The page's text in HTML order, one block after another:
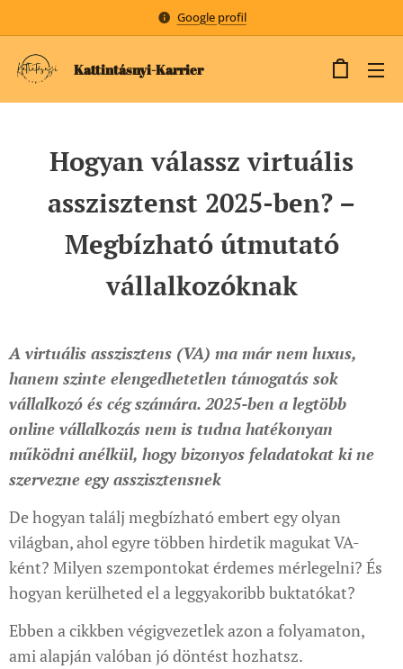
Google profil
Kattintásnyi-Karrier
Hogyan válassz virtuális
asszisztenst 2025-ben? –
Megbízható útmutató
vállalkozóknak
A virtuális asszisztens (VA) ma már nem luxus,
hanem szinte elengedhetetlen támogatás sok
vállalkozó és cég számára. 2025-ben a legtöbb
online vállalkozás nem is tudna hatékonyan
működni anélkül, hogy bizonyos feladatokat ki ne
szervezne egy asszisztensnek
De hogyan találj megbízható embert egy olyan
világban, ahol egyre többen hirdetik magukat VA-
ként? Milyen szempontokat érdemes mérlegelni? És
hogyan kerülheted el a leggyakoribb buktatókat?
Ebben a cikkben végigvezetlek azon a folyamaton,
ami alapján valóban jó döntést hozhatsz.